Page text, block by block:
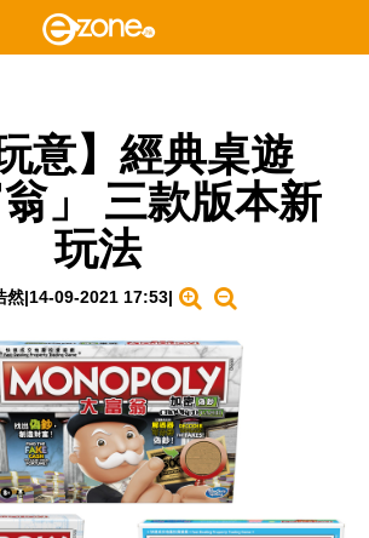
意】經典桌遊
翁」 三款版本新
玩法
然|14-09-2021 17:53|